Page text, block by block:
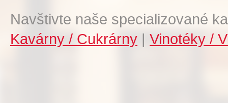
Navštivte naše specializované
Kavárny / Cukrárny | Vinotéky /